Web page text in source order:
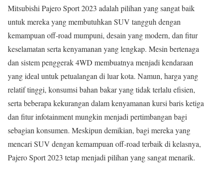
Mitsubishi Pajero Sport 2023 adalah pilihan yang sangat baik
untuk mereka yang membutuhkan SUV tangguh dengan
kemampuan off-road mumpuni, desain yang modern, dan fitur
keselamatan serta kenyamanan yang lengkap. Mesin bertenaga
dan sistem penggerak 4WD membuatnya menjadi kendaraan
yang ideal untuk petualangan di luar kota. Namun, harga yang
relatif tinggi, konsumsi bahan bakar yang tidak terlalu efisien,
serta beberapa kekurangan dalam kenyamanan kursi baris ketiga
dan fitur infotainment mungkin menjadi pertimbangan bagi
sebagian konsumen. Meskipun demikian, bagi mereka yang
mencari SUV dengan kemampuan off-road terbaik di kelasnya,
Pajero Sport 2023 tetap menjadi pilihan yang sangat menarik.